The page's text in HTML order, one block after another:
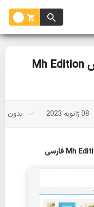
دانلود رایگان قالب وردپرس Mh Edition
08 ژانویه 2023 بدون